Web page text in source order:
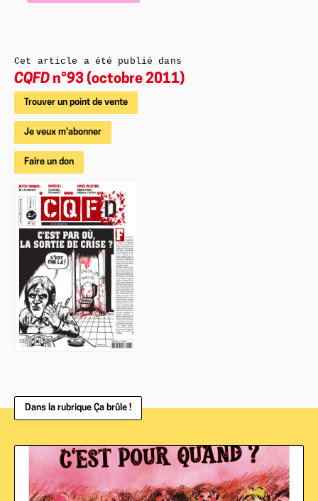
Cet article a été publié dans
CQFD n°93 (octobre 2011)
Trouver un point de vente
Je veux m'abonner
Faire un don
Dans la rubrique Ça brûle !